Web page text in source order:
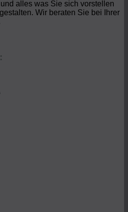
alles was Sie sich vorstellen
Wir beraten Sie bei Ihrer